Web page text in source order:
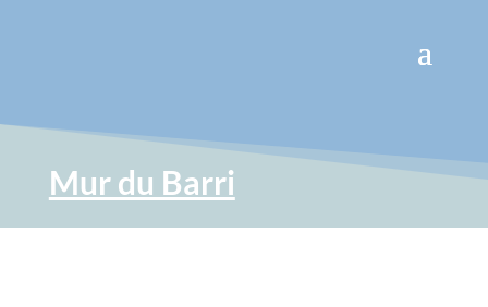
Mur du Barri